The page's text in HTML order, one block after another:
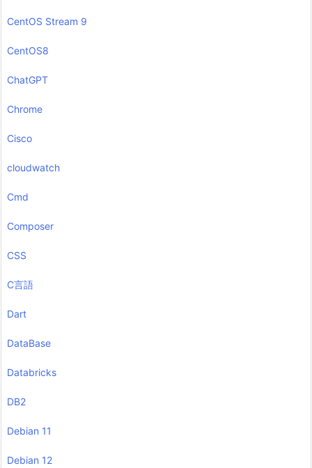
CentOS Stream 9
CentOS8
ChatGPT
Chrome
Cisco
cloudwatch
Cmd
Composer
CSS
C言語
Dart
DataBase
Databricks
DB2
Debian 11
Debian 12